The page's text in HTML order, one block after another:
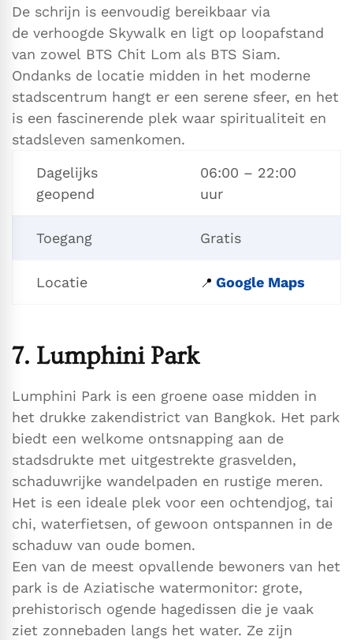
De schrijn is eenvoudig bereikbaar via
de verhoogde Skywalk en ligt op loopafstand
van zowel BTS Chit Lom als BTS Siam.
Ondanks de locatie midden in het moderne
stadscentrum hangt er een serene sfeer, en het
is een fascinerende plek waar spiritualiteit en
stadsleven samenkomen.
Dagelijks
geopend
06:00 – 22:00
uur
Toegang Gratis
Locatie 📍 Google Maps
7. Lumphini Park
Lumphini Park is een groene oase midden in
het drukke zakendistrict van Bangkok. Het park
biedt een welkome ontsnapping aan de
stadsdrukte met uitgestrekte grasvelden,
schaduwrijke wandelpaden en rustige meren.
Het is een ideale plek voor een ochtendjog, tai
chi, waterfietsen, of gewoon ontspannen in de
schaduw van oude bomen.
Een van de meest opvallende bewoners van het
park is de Aziatische watermonitor: grote,
prehistorisch ogende hagedissen die je vaak
ziet zonnebaden langs het water. Ze zijn